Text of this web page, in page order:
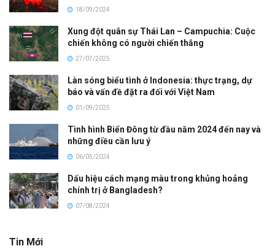
18/09/2024
Xung đột quân sự Thái Lan – Campuchia: Cuộc
chiến không có người chiến thắng
27/07/2025
Làn sóng biểu tình ở Indonesia: thực trạng, dự
báo và vấn đề đặt ra đối với Việt Nam
01/09/2025
Tình hình Biển Đông từ đầu năm 2024 đến nay và
những điều cần lưu ý
06/05/2024
Dấu hiệu cách mạng màu trong khủng hoảng
chính trị ở Bangladesh?
07/08/2024
Tin Mới